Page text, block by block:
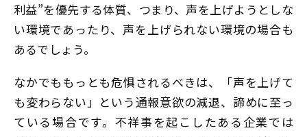
利益”を優先する体質、つまり、声を上げようとしな
い環境であったり、声を上げられない環境の場合も
あるでしょう。
なかでももっとも危惧されるべきは、「声を上げて
も変わらない」という通報意欲の減退、諦めに至っ
ている場合です。不祥事を起こしたある企業では